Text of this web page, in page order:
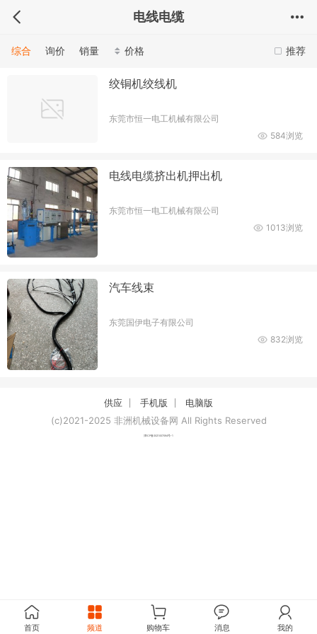
电线电缆
推荐
综合 询价 销量 价格
绞铜机绞线机
东莞市恒一电工机械有限公司
584浏览
电线电缆挤出机押出机
东莞市恒一电工机械有限公司
1013浏览
汽车线束
东莞国伊电子有限公司
832浏览
供应 手机版
电脑版
(c)2021-2025 非洲机械设备网 All Rights Reserved
津ICP备2021007094号-1
首页 频道 购物车 消息 我的